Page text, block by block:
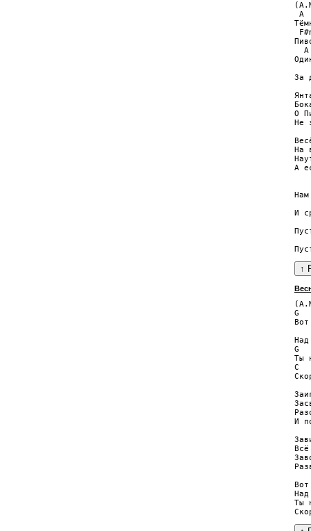
A
A
За
О
Не
На
А
И
G
G
Ты
C
И
Ты